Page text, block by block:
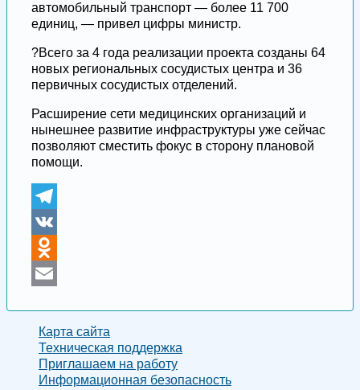
автомобильный транспорт — более 11 700
единиц, — привел цифры министр.
?Всего за 4 года реализации проекта созданы 64
новых региональных сосудистых центра и 36
первичных сосудистых отделений.
Расширение сети медицинских организаций и
нынешнее развитие инфраструктуры уже сейчас
позволяют сместить фокус в сторону плановой
помощи.
Telegram
VK
Odnoklassniki
Карта сайта
Техническая поддержка
Приглашаем на работу
Информационная безопасность